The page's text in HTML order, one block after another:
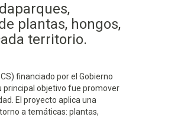
plantas, hongos,
territorio.
financiado por el Gobierno
principal objetivo fue promover
El proyecto aplica una
a temáticas: plantas,